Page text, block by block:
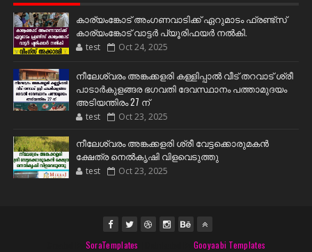
കാര്യംങ്കോട് അംഗണവാടിക്ക് ഏറുമാടം ഫ്രണ്ട്സ്
കാര്യംങ്കോട് വാട്ടർ പ്യൂരിഫയർ നൽകി.
test Oct 24, 2025
നീലേശ്വരം അങ്കക്കളരി കള്ളിപ്പാൽ വീട് തറവാട് ശ്രീ
പാടാർകുളങ്ങര ഭഗവതി ദേവസ്ഥാനം പത്താമുദയം
അടിയന്തിരം 27 ന്
test Oct 23, 2025
നീലേശ്വരം അങ്കക്കളരി ശ്രീ വേട്ടക്കൊരുമകൻ
ക്ഷേത്ര നെൽകൃഷി വിളവെടുത്തു
test Oct 23, 2025
SoraTemplates Gooyaabi Templates